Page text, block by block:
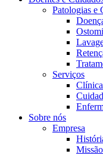
Em diálogo com a
Patologias e
Serviços
Sobre nós
Empresa